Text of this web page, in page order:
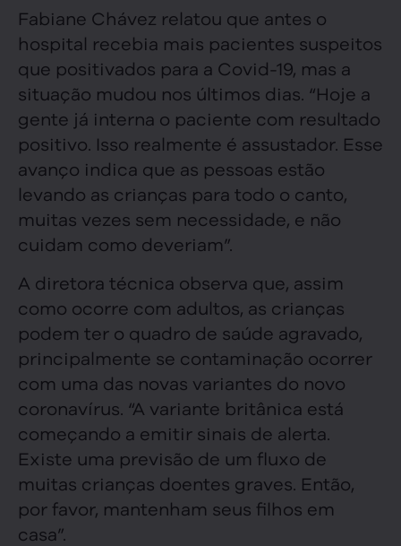
Fabiane Chávez relatou que antes o
hospital recebia mais pacientes suspeitos
que positivados para a Covid-19, mas a
situação mudou nos últimos dias. “Hoje a
gente já interna o paciente com resultado
positivo. Isso realmente é assustador. Esse
avanço indica que as pessoas estão
levando as crianças para todo o canto,
muitas vezes sem necessidade, e não
cuidam como deveriam”.
A diretora técnica observa que, assim
como ocorre com adultos, as crianças
podem ter o quadro de saúde agravado,
principalmente se contaminação ocorrer
com uma das novas variantes do novo
coronavírus. “A variante britânica está
começando a emitir sinais de alerta.
Existe uma previsão de um fluxo de
muitas crianças doentes graves. Então,
por favor, mantenham seus filhos em
casa”.